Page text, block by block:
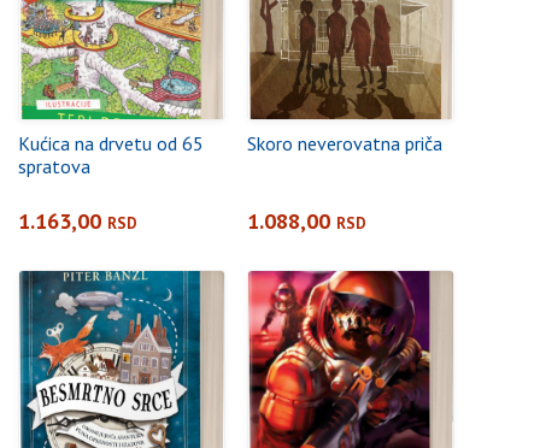
Kućica na drvetu od 65
spratova
1.163,00 RSD
Skoro neverovatna priča
1.088,00 RSD